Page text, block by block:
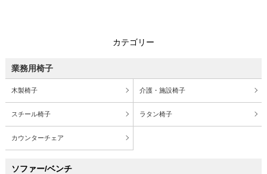
カテゴリー
業務用椅子
木製椅子 介護・施設椅子
スチール椅子 ラタン椅子
カウンターチェア
ソファー/ベンチ